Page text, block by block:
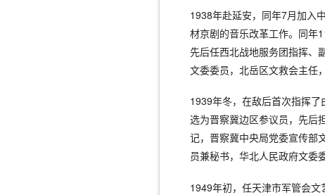
1938年赴延安，同年7月加入
材京剧的音乐改革工作。同年
先后任西北战地服务团指挥、
文委委员，北岳区文救会主任
1939年冬，在敌后首次指挥
选为晋察冀边区参议员，先后
记，晋察冀中央局党委宣传部
员兼秘书，华北人民政府文委
1949年初，任天津市军管会